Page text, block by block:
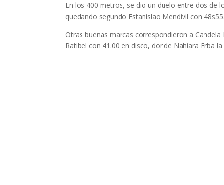
En los 400 metros, se dio un duelo entre dos de
quedando segundo Estanislao Mendivil con
Otras buenas marcas correspondieron a
Ratibel con 41.00 en disco, donde Nahiara Erba